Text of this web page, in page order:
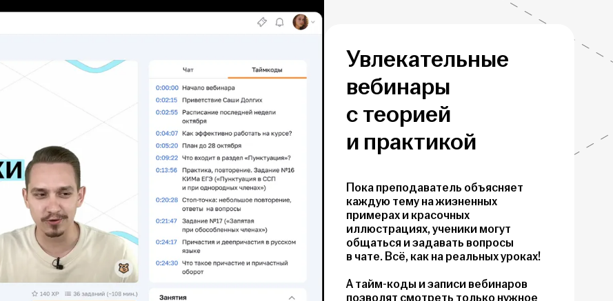
Увлекательные
вебинары
с теорией
и практикой
Пока преподаватель объясняет
каждую тему на жизненных
примерах и красочных
иллюстрациях, ученики могут
общаться и задавать вопросы
в чате. Всё, как на реальных уроках!
А тайм-коды и записи вебинаров
позволят смотреть только нужное